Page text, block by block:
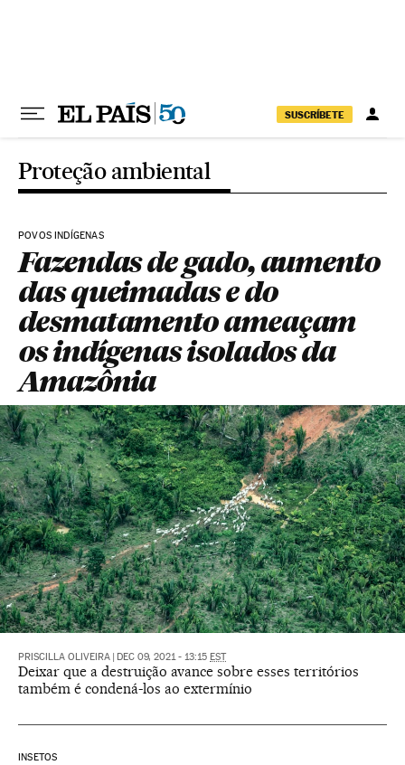
SUSCRÍBETE
Proteção ambiental
POVOS INDÍGENAS
Fazendas de gado, aumento
das queimadas e do
desmatamento ameaçam
os indígenas isolados da
Amazônia
PRISCILLA OLIVEIRA DEC 09, 2021 - 13:15 EST
Deixar que a destruição avance sobre esses territórios
também é condená-los ao extermínio
INSETOS